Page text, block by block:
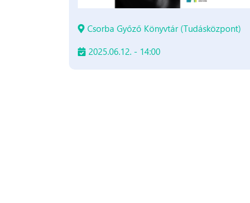
Csorba Győző Könyvtár (Tudásközpont)
2025.06.12. - 14:00